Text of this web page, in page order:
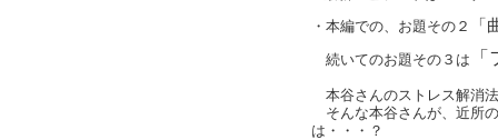
・本編での、お題その２ 「
続いてのお題その３は
本谷さんのストレス解消
そんな本谷さんが、近所
は・・・？